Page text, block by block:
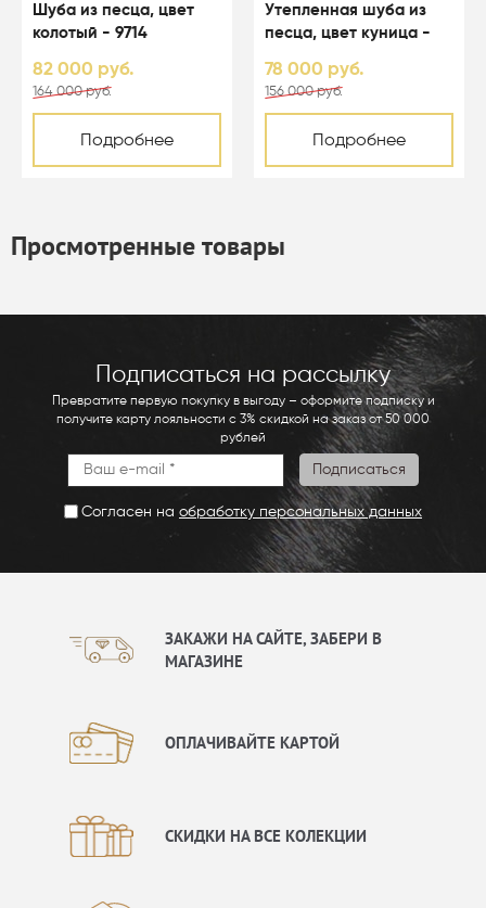
Шуба из песца, цвет
колотый - 9714
82 000 руб.
164 000 руб.
Подробнее
Утепленная шуба из
песца, цвет куница -
78 000 руб.
156 000 руб.
Подробнее
Просмотренные товары
Подписаться на рассылку
Превратите первую покупку в выгоду – оформите подписку и
получите карту лояльности с 3% скидкой на заказ от 50 000
рублей
Согласен на обработку персональных данных
ЗАКАЖИ НА САЙТЕ, ЗАБЕРИ В
МАГАЗИНЕ
ОПЛАЧИВАЙТЕ КАРТОЙ
СКИДКИ НА ВСЕ КОЛЕКЦИИ